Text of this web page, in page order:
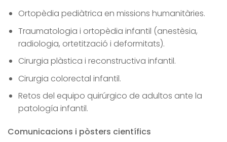
Ortopèdia pediàtrica en missions humanitàries.
Traumatologia i ortopèdia infantil (anestèsia,
radiologia, ortetització i deformitats).
Cirurgia plàstica i reconstructiva infantil.
Cirurgia colorectal infantil.
Retos del equipo quirúrgico de adultos ante la
patología infantil.
Comunicacions i pòsters científics